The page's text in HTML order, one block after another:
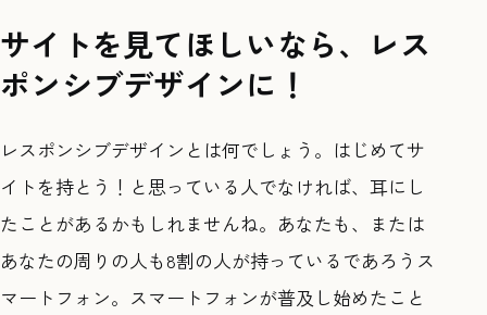
サイトを見てほしいなら、レス
ポンシブデザインに！
レスポンシブデザインとは何でしょう。はじめてサ
イトを持とう！と思っている人でなければ、耳にし
たことがあるかもしれませんね。あなたも、または
あなたの周りの人も8割の人が持っているであろうス
マートフォン。スマートフォンが普及し始めたこと